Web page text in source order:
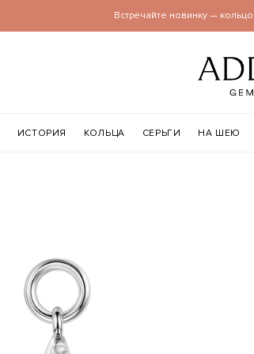
Встречайте новинку —
ИСТОРИЯ КОЛЬЦА СЕРЬГИ НА ШЕЮ